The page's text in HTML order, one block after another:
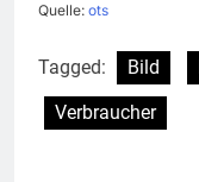
Quelle: ots
Tagged: Bild
Verbraucher